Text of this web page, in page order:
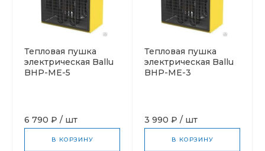
Тепловая пушка
электрическая Ballu
BHP-ME-5
6 790 ₽ / шт
В КОРЗИНУ
Тепловая пушка
электрическая Ballu
BHP-ME-3
3 990 ₽ / шт
В КОРЗИНУ